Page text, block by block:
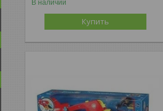
В наличии
Купить